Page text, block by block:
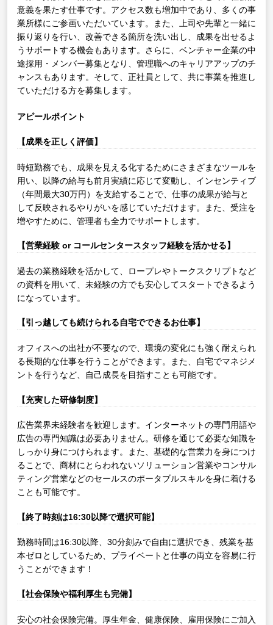
意義を果たす仕事です。アクセス数も増加中であり、多くの事
業所様にご参画いただいています。また、上司や先輩と一緒に
振り返りを行い、改善できる箇所を洗い出し、成果を出せるよ
うサポートする機会もあります。さらに、ベンチャー企業の中
途採用・メンバー募集となり、管理職へのキャリアアップのチ
ャンスもあります。そして、正社員として、共に事業を推進し
ていただける方を募集します。
アピールポイント
【成果を正しく評価】
時短勤務でも、成果を見える化するためにさまざまなツールを
用い、以降の給与も前月実績に応じて変動し、インセンティブ
（年間最大30万円）を支給することで、仕事の成果が給与と
して反映されるやりがいを感じていただけます。また、受注を
増やすために、管理者も全力でサポートします。
【営業経験 or コールセンタースタッフ経験を活かせる】
過去の業務経験を活かして、ロープレやトークスクリプトなど
の資料を用いて、未経験の方でも安心してスタートできるよう
になっています。
【引っ越しても続けられる自宅でできるお仕事】
オフィスへの出社が不要なので、環境の変化にも強く耐えられ
る長期的な仕事を行うことができます。また、自宅でマネジメ
ントを行うなど、自己成長を目指すことも可能です。
【充実した研修制度】
広告業界未経験者を歓迎します。インターネットの専門用語や
広告の専門知識は必要ありません。研修を通じて必要な知識を
しっかり身につけられます。また、基礎的な営業力を身につけ
ることで、商材にとらわれないソリューション営業やコンサル
ティング営業などのセールスのポータブルスキルを身に着ける
ことも可能です。
【終了時刻は16:30以降で選択可能】
勤務時間は16:30以降、30分刻みで自由に選択でき、残業を基
本ゼロとしているため、プライベートと仕事の両立を容易に行
うことができます！
【社会保険や福利厚生も完備】
安心の社会保険完備。厚生年金、健康保険、雇用保険にご加入